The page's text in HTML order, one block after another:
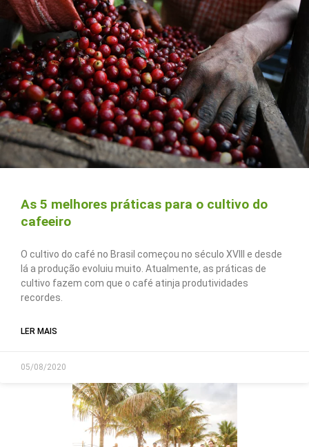
As 5 melhores práticas para o cultivo do
cafeeiro
O cultivo do café no Brasil começou no século XVIII e desde
lá a produção evoluiu muito. Atualmente, as práticas de
cultivo fazem com que o café atinja produtividades
recordes.
LER MAIS
05/08/2020